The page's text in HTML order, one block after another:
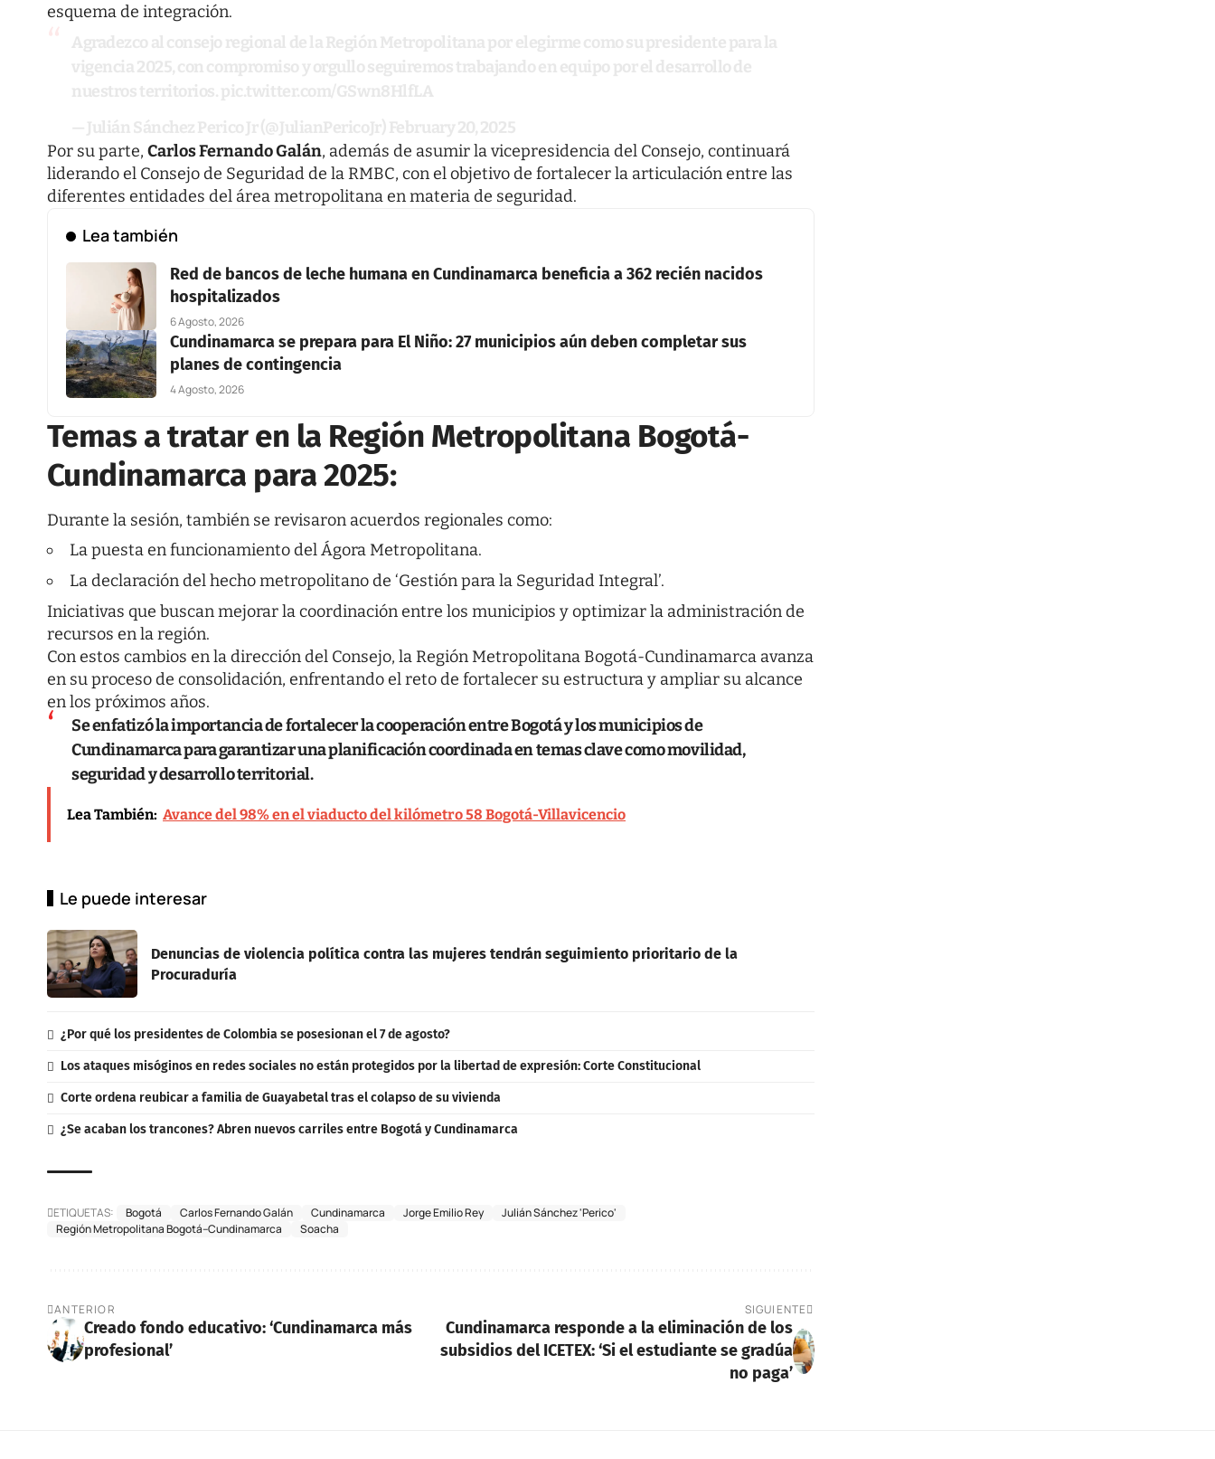
esquema de integración.
Por su parte, Carlos Fernando Galán, además de asumir la vicepresidencia del Consejo, continuará
liderando el Consejo de Seguridad de la RMBC, con el objetivo de fortalecer la articulación entre las
diferentes entidades del área metropolitana en materia de seguridad.
Lea también
Red de bancos de leche humana en Cundinamarca beneficia a 362 recién nacidos
hospitalizados
6 Agosto, 2026
Cundinamarca se prepara para El Niño: 27 municipios aún deben completar sus
planes de contingencia
4 Agosto, 2026
Temas a tratar en la Región Metropolitana Bogotá-
Cundinamarca para 2025:
Durante la sesión, también se revisaron acuerdos regionales como:
La puesta en funcionamiento del Ágora Metropolitana.
La declaración del hecho metropolitano de ‘Gestión para la Seguridad Integral’.
Iniciativas que buscan mejorar la coordinación entre los municipios y optimizar la administración de
recursos en la región.
Con estos cambios en la dirección del Consejo, la Región Metropolitana Bogotá-Cundinamarca avanza
en su proceso de consolidación, enfrentando el reto de fortalecer su estructura y ampliar su alcance
en los próximos años.
Se enfatizó la importancia de fortalecer la cooperación entre Bogotá y los municipios de
Cundinamarca para garantizar una planificación coordinada en temas clave como movilidad,
seguridad y desarrollo territorial.
Lea También: Avance del 98% en el viaducto del kilómetro 58 Bogotá-Villavicencio
Le puede interesar
Denuncias de violencia política contra las mujeres tendrán seguimiento prioritario de la
Procuraduría
¿Por qué los presidentes de Colombia se posesionan el 7 de agosto?
Los ataques misóginos en redes sociales no están protegidos por la libertad de expresión: Corte Constitucional
Corte ordena reubicar a familia de Guayabetal tras el colapso de su vivienda
¿Se acaban los trancones? Abren nuevos carriles entre Bogotá y Cundinamarca
ETIQUETAS: Bogotá Carlos Fernando Galán Cundinamarca Jorge Emilio Rey
Julián Sánchez 'Perico'
Región Metropolitana Bogotá–Cundinamarca
Soacha
ANTERIOR
Creado fondo educativo: ‘Cundinamarca más
profesional’
SIGUIENTE
Cundinamarca responde a la eliminación de los
subsidios del ICETEX: ‘Si el estudiante se gradúa
no paga’